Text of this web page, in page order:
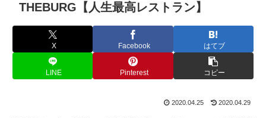
THEBURG【人生最高レストラン】
X Facebook はてブ
LINE Pinterest コピー
2020.04.25 2020.04.29